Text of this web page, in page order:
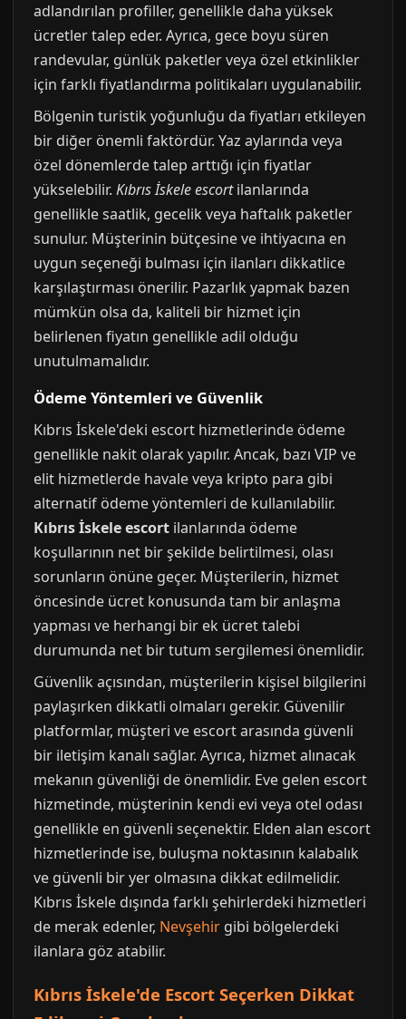
adlandırılan profiller, genellikle daha yüksek
ücretler talep eder. Ayrıca, gece boyu süren
randevular, günlük paketler veya özel etkinlikler
için farklı fiyatlandırma politikaları uygulanabilir.
Bölgenin turistik yoğunluğu da fiyatları etkileyen
bir diğer önemli faktördür. Yaz aylarında veya
özel dönemlerde talep arttığı için fiyatlar
yükselebilir. Kıbrıs İskele escortilanlarında
genellikle saatlik, gecelik veya haftalık paketler
sunulur. Müşterinin bütçesine ve ihtiyacına en
uygun seçeneği bulması için ilanları dikkatlice
karşılaştırması önerilir. Pazarlık yapmak bazen
mümkün olsa da, kaliteli bir hizmet için
belirlenen fiyatın genellikle adil olduğu
unutulmamalıdır.
Ödeme Yöntemleri ve Güvenlik
Kıbrıs İskele'deki escort hizmetlerinde ödeme
genellikle nakit olarak yapılır. Ancak, bazı VIP ve
elit hizmetlerde havale veya kripto para gibi
alternatif ödeme yöntemleri de kullanılabilir.
Kıbrıs İskele escort ilanlarında ödeme
koşullarının net bir şekilde belirtilmesi, olası
sorunların önüne geçer. Müşterilerin, hizmet
öncesinde ücret konusunda tam bir anlaşma
yapması ve herhangi bir ek ücret talebi
durumunda net bir tutum sergilemesi önemlidir.
Güvenlik açısından, müşterilerin kişisel bilgilerini
paylaşırken dikkatli olmaları gerekir. Güvenilir
platformlar, müşteri ve escort arasında güvenli
bir iletişim kanalı sağlar. Ayrıca, hizmet alınacak
mekanın güvenliği de önemlidir. Eve gelen escort
hizmetinde, müşterinin kendi evi veya otel odası
genellikle en güvenli seçenektir. Elden alan escort
hizmetlerinde ise, buluşma noktasının kalabalık
ve güvenli bir yer olmasına dikkat edilmelidir.
Kıbrıs İskele dışında farklı şehirlerdeki hizmetleri
de merak edenler, Nevşehir gibi bölgelerdeki
ilanlara göz atabilir.
Kıbrıs İskele'de Escort Seçerken Dikkat